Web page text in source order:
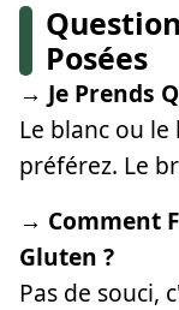
Posées
→ Je Prends
Le blanc ou
préférez. Le
→ Comment
Gluten ?
Pas de souci,